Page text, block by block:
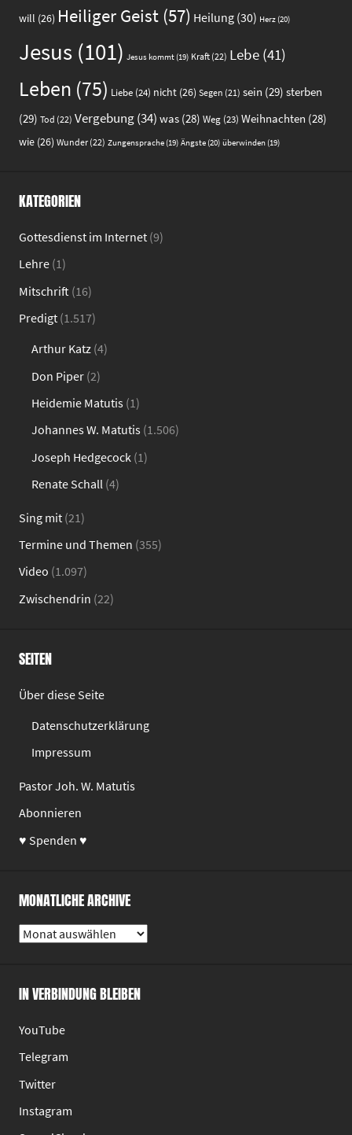
will (26) Heiliger Geist (57) Heilung (30) Herz (20)
Jesus (101) Jesus kommt (19) Kraft (22) Lebe (41)
Leben (75) Liebe (24) nicht (26) Segen (21) sein (29) sterben
(29) Tod (22) Vergebung(34) was (28) Weg (23) Weihnachten (28)
wie (26) Wunder (22) Zungensprache (19) Ängste (20) überwinden (19)
KATEGORIEN
Gottesdienst im Internet (9)
Lehre (1)
Mitschrift (16)
Predigt (1.517)
Arthur Katz (4)
Don Piper (2)
Heidemie Matutis (1)
Johannes W. Matutis (1.506)
Joseph Hedgecock (1)
Renate Schall (4)
Sing mit (21)
Termine und Themen (355)
Video (1.097)
Zwischendrin (22)
SEITEN
Über diese Seite
Datenschutzerklärung
Impressum
Pastor Joh. W. Matutis
Abonnieren
♥ Spenden ♥
MONATLICHE ARCHIVE
Monatliche
IN VERBINDUNG BLEIBEN
YouTube
Telegram
Twitter
Instagram